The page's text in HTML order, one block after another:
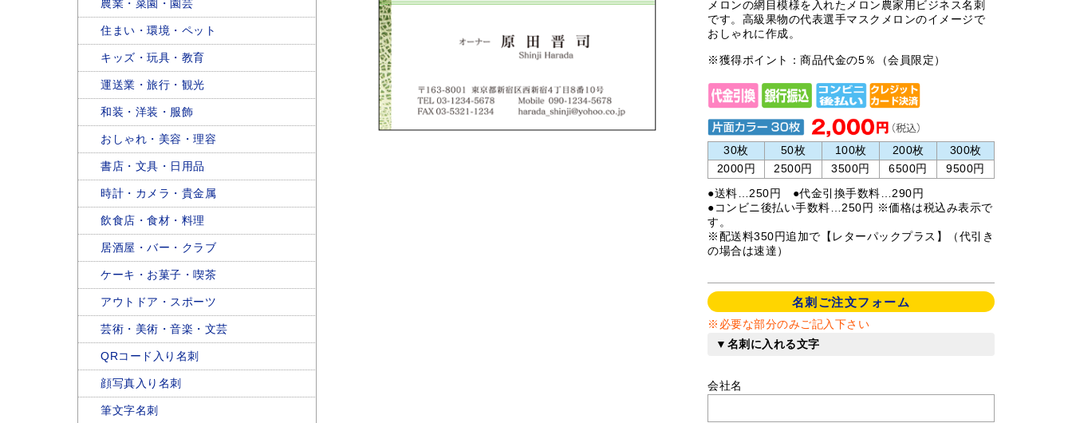
メロンの網目模様を入れたメロン農家用ビジネス名刺
です。高級果物の代表選手マスクメロンのイメージで
おしゃれに作成。
※獲得ポイント：商品代金の5％（会員限定）
30枚 50枚 100枚 200枚
300枚
2000円
2500円 3500円 6500円
9500円
●送料…250円 ●代金引換手数料…290円
●コンビニ後払い手数料…250円 ※価格は税込み表示で
す。
※配送料350円追加で【レターパックプラス】（代引き
の場合は速達）
名刺ご注文フォーム
※必要な部分のみご記入下さい
▼名刺に入れる文字
会社名
農業・菜園・園芸
住まい・環境・ペット
キッズ・玩具・教育
運送業・旅行・観光
和装・洋装・服飾
おしゃれ・美容・理容
書店・文具・日用品
時計・カメラ・貴金属
飲食店・食材・料理
居酒屋・バー・クラブ
ケーキ・お菓子・喫茶
アウトドア・スポーツ
芸術・美術・音楽・文芸
QRコード入り名刺
顔写真入り名刺
筆文字名刺